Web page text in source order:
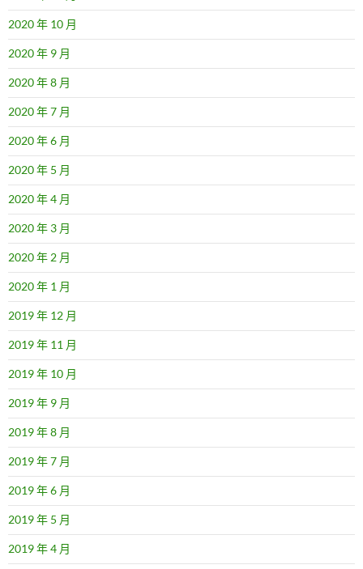
2020 年 10 月
2020 年 9 月
2020 年 8 月
2020 年 7 月
2020 年 6 月
2020 年 5 月
2020 年 4 月
2020 年 3 月
2020 年 2 月
2020 年 1 月
2019 年 12 月
2019 年 11 月
2019 年 10 月
2019 年 9 月
2019 年 8 月
2019 年 7 月
2019 年 6 月
2019 年 5 月
2019 年 4 月